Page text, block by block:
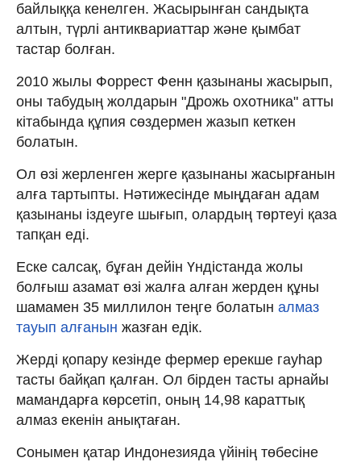
байлыққа кенелген. Жасырынған сандықта
алтын, түрлі антиквариаттар және қымбат
тастар болған.
2010 жылы Форрест Фенн қазынаны жасырып,
оны табудың жолдарын "Дрожь охотника" атты
кітабында құпия сөздермен жазып кеткен
болатын.
Ол өзі жерленген жерге қазынаны жасырғанын
алға тартыпты. Нәтижесінде мыңдаған адам
қазынаны іздеуге шығып, олардың төртеуі қаза
тапқан еді.
Еске салсақ, бұған дейін Үндістанда жолы
болғыш азамат өзі жалға алған жерден құны
шамамен 35 миллилон теңге болатын алмаз
тауып алғанын жазған едік.
Жерді қопару кезінде фермер ерекше гауһар
тасты байқап қалған. Ол бірден тасты арнайы
мамандарға көрсетіп, оның 14,98 караттық
алмаз екенін анықтаған.
Сонымен қатар Индонезияда үйінің төбесіне